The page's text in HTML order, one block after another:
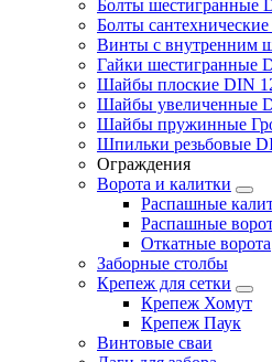
Болты шестигранные
Болты
Винты с внутренним
Гайки шестигранные
Шайбы плоские DIN
Шайбы увеличенные
Шайбы пружинные
Шпильки резьбовые
Ограждения
Ворота и калитки
Распашные
Распашные
Откатные ворота
Заборные столбы
Крепеж для сетки
Крепеж Хомут
Крепеж Паук
Винтовые сваи